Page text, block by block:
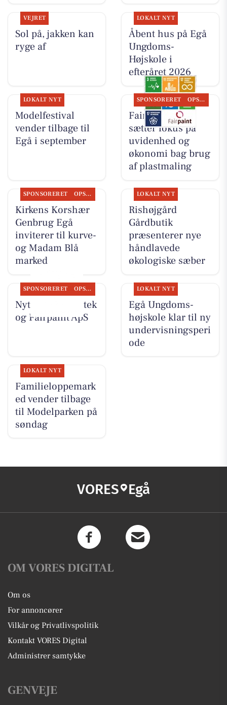
VEJRET
Sol på, jakken kan
ryge af
LOKALT NYT
Åbent hus på Egå
Ungdoms-
Højskole i
efteråret 2026
LOKALT NYT
Modelfestival
vender tilbage til
Egå i september
SPONSORERET OPSLAGSTAVLEN
Fairpaint ApS
sætter fokus på
uvidenhed og
økonomi bag brug
af plastmaling
SPONSORERET OPSLAGSTAVLEN
Kirkens Korshær
Genbrug Egå
inviterer til kurve-
og Madam Blå
marked
LOKALT NYT
Rishøjgård
Gårdbutik
præsenterer nye
håndlavede
økologiske sæber
SPONSORERET OPSLAGSTAVLEN
Nyt fra Egå Apotek
og Fairpaint ApS
LOKALT NYT
Egå Ungdoms-
højskole klar til ny
undervisningsperi
ode
LOKALT NYT
Familieloppemark
ed vender tilbage
til Modelparken på
søndag
VORES Egå
OM VORES DIGITAL
Om os
For annoncører
Vilkår og Privatlivspolitik
Kontakt VORES Digital
Administrer samtykke
GENVEJE